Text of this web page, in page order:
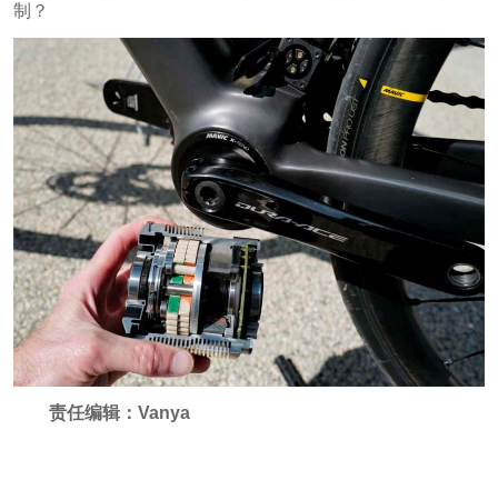
制？
责任编辑：Vanya